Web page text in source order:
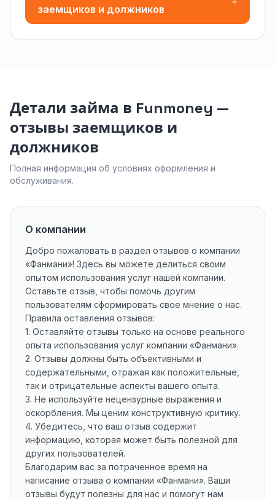
заемщиков и должников
Детали займа в Funmoney —
отзывы заемщиков и
должников
Полная информация об условиях оформления и
обслуживания.
О компании
Добро пожаловать в раздел отзывов о компании
«Фанмани»! Здесь вы можете делиться своим
опытом использования услуг нашей компании.
Оставьте отзыв, чтобы помочь другим
пользователям сформировать свое мнение о нас.
Правила оставления отзывов:
1. Оставляйте отзывы только на основе реального
опыта использования услуг компании «Фанмани».
2. Отзывы должны быть объективными и
содержательными, отражая как положительные,
так и отрицательные аспекты вашего опыта.
3. Не используйте нецензурные выражения и
оскорбления. Мы ценим конструктивную критику.
4. Убедитесь, что ваш отзыв содержит
информацию, которая может быть полезной для
других пользователей.
Благодарим вас за потраченное время на
написание отзыва о компании «Фанмани». Ваши
отзывы будут полезны для нас и помогут нам